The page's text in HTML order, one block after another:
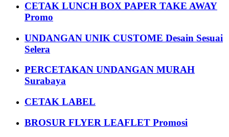
CETAK LUNCH BOX PAPER TAKE AWAY
Promo
UNDANGAN UNIK CUSTOME Desain Sesuai
Selera
PERCETAKAN UNDANGAN MURAH
Surabaya
CETAK LABEL
BROSUR FLYER LEAFLET Promosi